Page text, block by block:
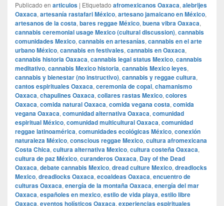
Publicado en articulos | Etiquetado afromexicanos Oaxaca, alebrijes
Oaxaca, artesanía rastafari México, artesano jamaicano en México,
artesanos de la costa, bares reggae México, buena vibra Oaxaca,
cannabis ceremonial usage Mexico (cultural discussion), cannabis
comunidades Mexico, cannabis en artesanías, cannabis en el arte
urbano México, cannabis en festivales, cannabis en Oaxaca,
cannabis historia Oaxaca, cannabis legal status Mexico, cannabis
meditativo, cannabis Mexico historia, cannabis Mexico leyes,
cannabis y bienestar (no instructivo), cannabis y reggae cultura,
cantos espirituales Oaxaca, ceremonia de copal, chamanismo
Oaxaca, chapulines Oaxaca, collares rastas Mexico, colores
Oaxaca, comida natural Oaxaca, comida vegana costa, comida
vegana Oaxaca, comunidad alternativa Oaxaca, comunidad
espiritual México, comunidad multicultural Oaxaca, comunidad
reggae latinoamérica, comunidades ecológicas México, conexión
naturaleza México, conscious reggae Mexico, cultura afromexicana
Costa Chica, cultura alternativa Mexico, cultura costeña Oaxaca,
cultura de paz México, curanderos Oaxaca, Day of the Dead
Oaxaca, debate cannabis Mexico, dread culture Mexico, dreadlocks
Mexico, dreadlocks Oaxaca, ecoaldeas Oaxaca, encuentro de
culturas Oaxaca, energía de la montaña Oaxaca, energía del mar
Oaxaca, españoles en mexico, estilo de vida playa, estilo libre
Oaxaca, eventos holísticos Oaxaca, experiencias espirituales